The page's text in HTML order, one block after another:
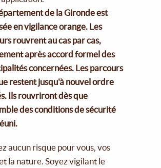
de la Gironde est
en vigilance orange. Les
rouvrent au cas par cas,
après accord formel des
concernées. Les parcours
restent jusqu'à nouvel ordre
Ils rouvriront dès que
des conditions de sécurité
aucun risque pour vous, vos
la nature. Soyez vigilant le